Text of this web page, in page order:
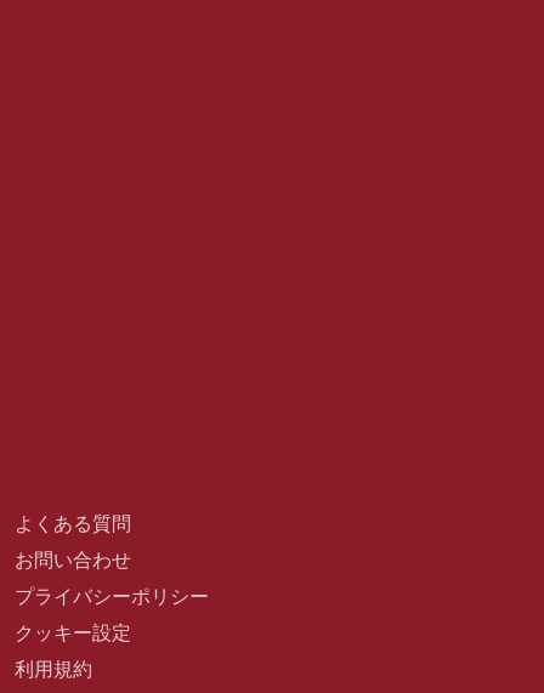
よくある質問
お問い合わせ
プライバシーポリシー
クッキー設定
利用規約